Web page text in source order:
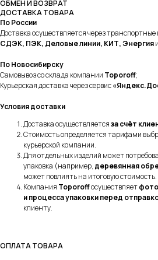
ОБМЕН И ВОЗВРАТ
ДОСТАВКА ТОВАРА
По России
Доставка осуществляется через
СДЭК, ПЭК, Деловые линии, КИТ, Энергия
По Новосибирску
Самовывоз со склада компании Toporoff;
Курьерская доставка через сервис
Условия доставки
Доставка осуществляетсяза счёт
Стоимость определяется тарифами
курьерской компании.
Для отдельных изделий может
упаковка (например, деревянная
может повлиять на итоговую стоимость.
Компания Toporoffосуществляет
и процесса упаковки перед
клиенту.
ОПЛАТА ТОВАРА